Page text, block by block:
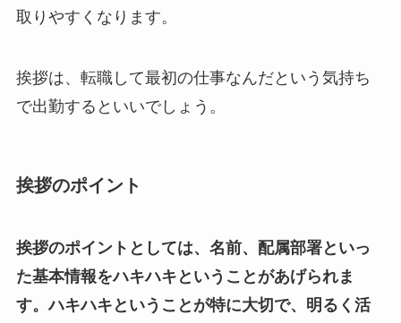
取りやすくなります。
挨拶は、転職して最初の仕事なんだという気持ち
で出勤するといいでしょう。
挨拶のポイント
挨拶のポイントとしては、名前、配属部署といっ
た基本情報をハキハキということがあげられま
す。ハキハキということが特に大切で、明るく活